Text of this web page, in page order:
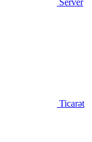
Ticarət